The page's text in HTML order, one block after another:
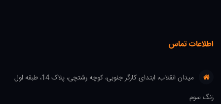
اطلاعات تماس
میدان انقلاب، ابتدای کارگر جنوبی، کوچه رشتچی، پلاک 14، طبقه اول
زنگ سوم